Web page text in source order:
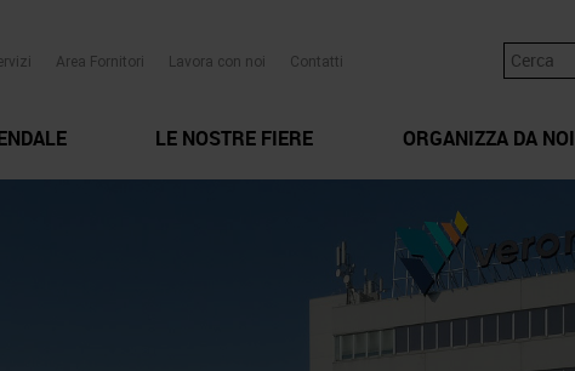
Area Fornitori Lavora con noi Contatti
LE NOSTRE FIERE ORGANIZZA DA NOI